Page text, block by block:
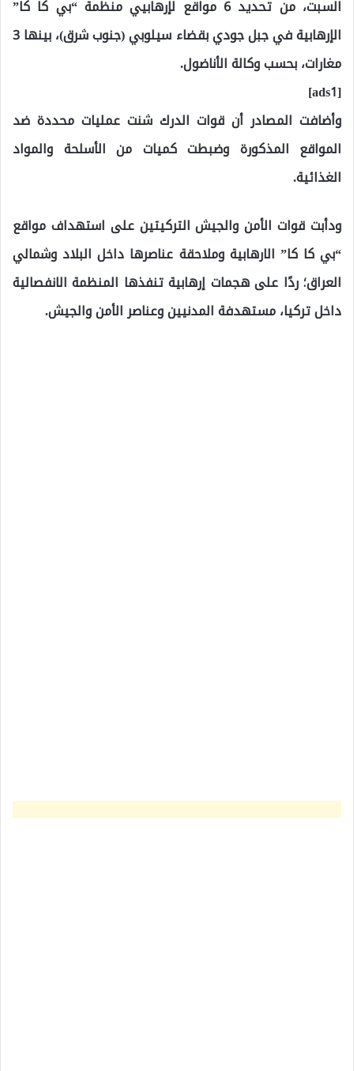
السبت، من تحديد 6 مواقع لإرهابيي منظمة “بي كا كا”
الإرهابية في جبل جودي بقضاء سيلوبي (جنوب شرق)، بينها 3
مغارات، بحسب وكالة الأناضول.
[ads1]
وأضافت المصادر أن قوات الدرك شنت عمليات محددة ضد
المواقع المذكورة وضبطت كميات من الأسلحة والمواد
الغذائية.
ودأبت قوات الأمن والجيش التركيتين على استهداف مواقع
“بي كا كا” الارهابية وملاحقة عناصرها داخل البلاد وشمالي
العراق؛ ردًا على هجمات إرهابية تنفذها المنظمة الانفصالية
داخل تركيا، مستهدفة المدنيين وعناصر الأمن والجيش.